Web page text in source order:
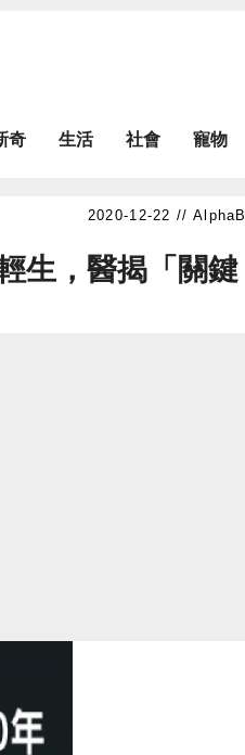
奇 生活 社會 寵物
AlphaB
生，醫揭「關鍵